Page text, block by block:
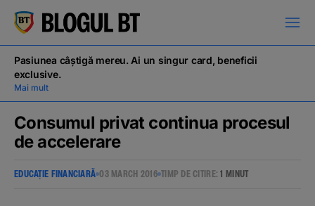
кириллица
Pasiunea câștigă mereu. Ai un singur card, beneficii
exclusive.
Mai mult
Consumul privat continua procesul
de accelerare
EDUCAȚIE FINANCIARĂ 03 MARCH 2016 TIMP DE CITIRE:1 MINUT